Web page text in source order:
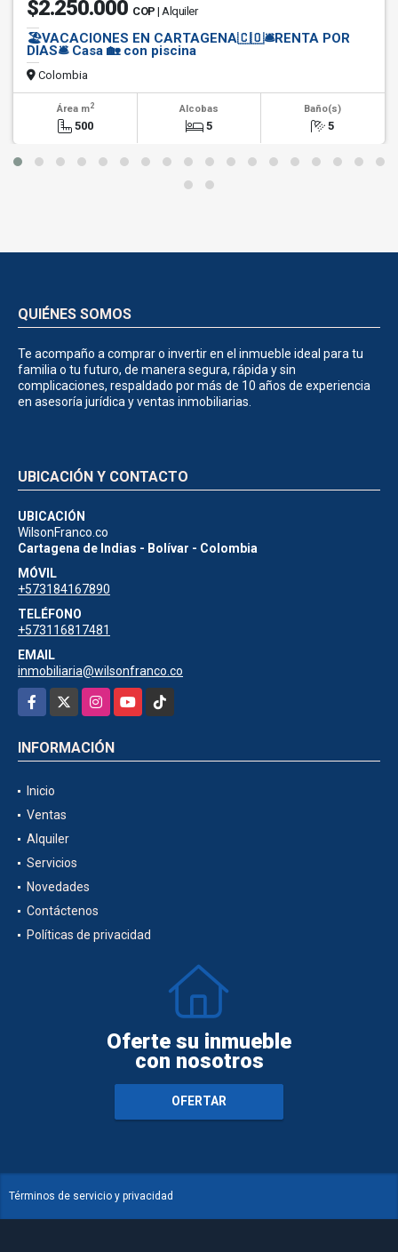
$2.250.000 COP | Alquiler
🏖️VACACIONES EN CARTAGENA🇨🇴🛎️RENTA POR
DIAS🛎️ Casa 🏡 con piscina
Colombia
Área m2
500
Alcobas
5
Baño(s)
5
QUIÉNES SOMOS
Te acompaño a comprar o invertir en el inmueble ideal para tu
familia o tu futuro, de manera segura, rápida y sin
complicaciones, respaldado por más de 10 años de experiencia
en asesoría jurídica y ventas inmobiliarias.
UBICACIÓN Y CONTACTO
UBICACIÓN
WilsonFranco.co
Cartagena de Indias - Bolívar - Colombia
MÓVIL
+573184167890
TELÉFONO
+573116817481
EMAIL
inmobiliaria@wilsonfranco.co
Facebook
InstagramYouTubeTikTok
INFORMACIÓN
Inicio
Ventas
Alquiler
Servicios
Novedades
Contáctenos
Políticas de privacidad
Oferte su inmueble
con nosotros
OFERTAR
Términos de servicio y privacidad